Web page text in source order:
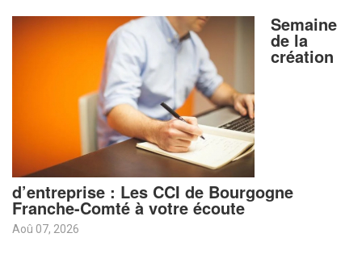
Semaine
de la
création
d’entreprise : Les CCI de Bourgogne
Franche-Comté à votre écoute
Aoû 07, 2026